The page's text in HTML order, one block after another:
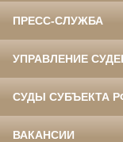
ПРЕСС-СЛУЖБА
УПРАВЛЕНИЕ
СУДЫ СУБЪЕКТА
ВАКАНСИИ